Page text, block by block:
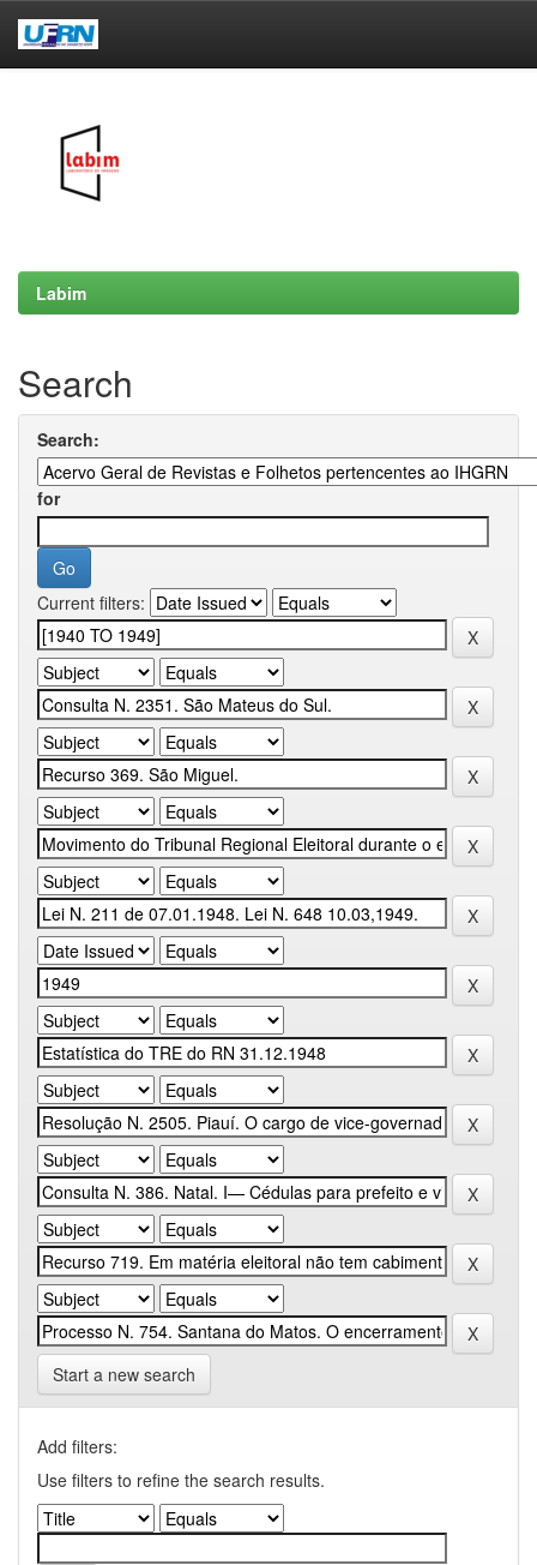
Labim
Search
Search:
for
Current filters:
Start a new search
Add filters:
Use filters to refine the search results.